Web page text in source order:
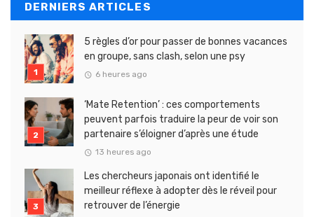
DERNIERS ARTICLES
5 règles d’or pour passer de bonnes vacances
en groupe, sans clash, selon une psy
6 heures ago
‘Mate Retention’ : ces comportements
peuvent parfois traduire la peur de voir son
partenaire s’éloigner d’après une étude
13 heures ago
Les chercheurs japonais ont identifié le
meilleur réflexe à adopter dès le réveil pour
retrouver de l’énergie